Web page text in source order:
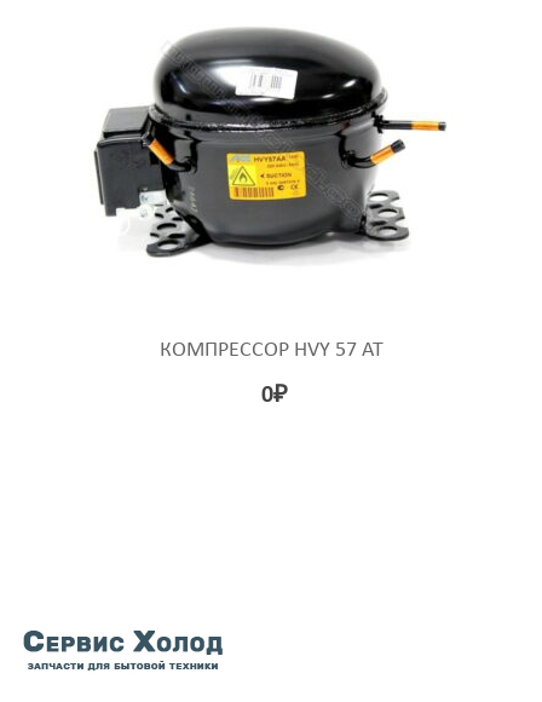
КОМПРЕССОР HVY 57 AT
0₽